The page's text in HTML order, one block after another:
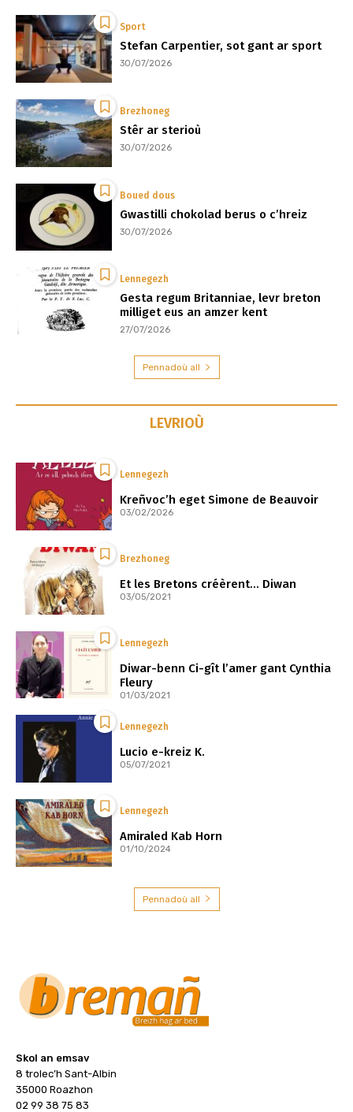
Sport
Stefan Carpentier, sot gant ar sport
30/07/2026
Brezhoneg
Stêr ar sterioù
30/07/2026
Boued dous
Gwastilli chokolad berus o c’hreiz
30/07/2026
Lennegezh
Gesta regum Britanniae, levr breton
milliget eus an amzer kent
27/07/2026
Pennadoù all
LEVRIOÙ
Lennegezh
Kreñvoc’h eget Simone de Beauvoir
03/02/2026
Brezhoneg
Et les Bretons créèrent… Diwan
03/05/2021
Lennegezh
Diwar-benn Ci-gît l’amer gant Cynthia
Fleury
01/03/2021
Lennegezh
Lucio e-kreiz K.
05/07/2021
Lennegezh
Amiraled Kab Horn
01/10/2024
Pennadoù all
Skol an emsav
8 trolec’h Sant-Albin
35000 Roazhon
02 99 38 75 83